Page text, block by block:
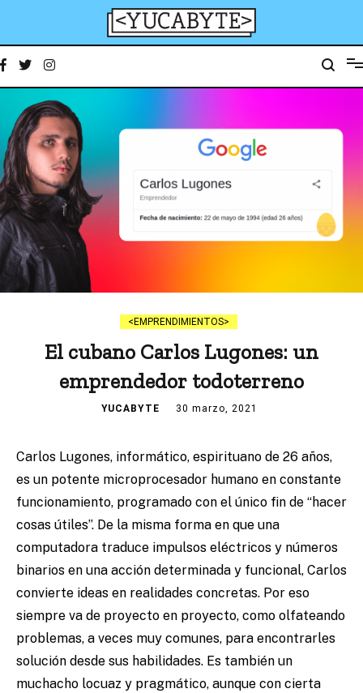
YucaByte
EMPRENDIMIENTOS
El cubano Carlos Lugones: un
emprendedor todoterreno
YUCABYTE 30 marzo, 2021
Carlos Lugones, informático, espirituano de 26 años,
es un potente microprocesador humano en constante
funcionamiento, programado con el único fin de “hacer
cosas útiles”. De la misma forma en que una
computadora traduce impulsos eléctricos y números
binarios en una acción determinada y funcional, Carlos
convierte ideas en realidades concretas. Por eso
siempre va de proyecto en proyecto, como olfateando
problemas, a veces muy comunes, para encontrarles
solución desde sus habilidades. Es también un
muchacho locuaz y pragmático, aunque con cierta